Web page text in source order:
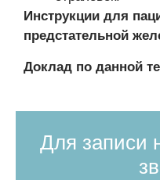
Инструкции для
предстательной
Доклад по данной
Для записи